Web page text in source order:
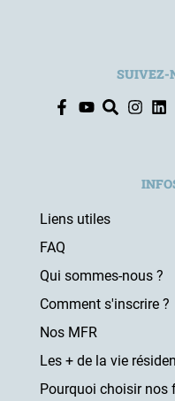
SUIVEZ-
Liens utiles
FAQ
Qui sommes-nous ?
Comment s'inscrire ?
Nos MFR
Les + de la vie
Pourquoi choisir nos